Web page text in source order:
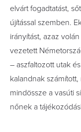
elvárt fogadtatást,
újítással szemben.
irányítást, azaz
vezetett
– aszfaltozott utak
kalandnak
mindössze a vasúti
nőnek a